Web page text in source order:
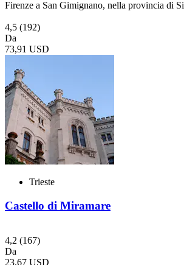
Firenze a San Gimignano, nella provincia di
4,5 (192)
Da
73,91 USD
Trieste
Castello di Miramare
4,2 (167)
Da
23,67 USD